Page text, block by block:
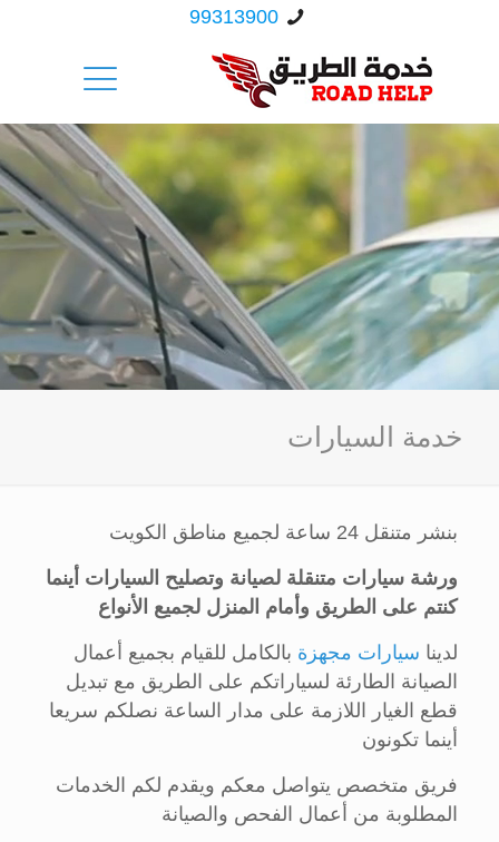
99313900
خدمة السيارات
بنشر متنقل 24 ساعة لجميع مناطق الكويت
ورشة سيارات متنقلة لصيانة وتصليح السيارات أينما
كنتم على الطريق وأمام المنزل لجميع الأنواع
لدينا سيارات مجهزة بالكامل للقيام بجميع أعمال
الصيانة الطارئة لسياراتكم على الطريق مع تبديل
قطع الغيار اللازمة على مدار الساعة نصلكم سريعا
أينما تكونون
فريق متخصص يتواصل معكم ويقدم لكم الخدمات
المطلوبة من أعمال الفحص والصيانة